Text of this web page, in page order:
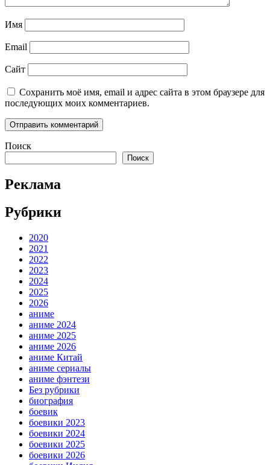
Имя
Email
Сайт
Сохранить моё имя, email и адрес сайта в этом браузере для
последующих моих комментариев.
Поиск
Поиск
Реклама
Рубрики
2020
2021
2022
2023
2024
2025
2026
аниме
аниме 2024
аниме 2025
аниме 2026
аниме Китай
аниме сериалы
аниме фэнтези
Без рубрики
биография
боевик
боевики 2023
боевики 2024
боевики 2025
боевики 2026